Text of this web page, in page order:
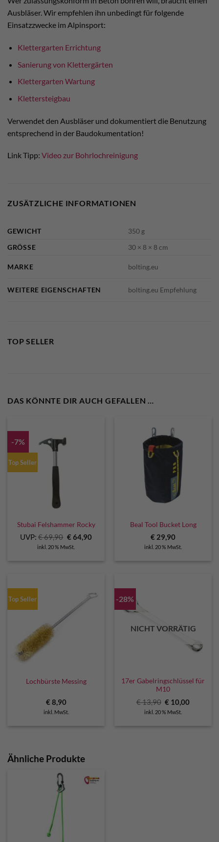
Ausbläser. Wir empfehlen ihn unbedingt für folgende
Einsatzzwecke im Alpinsport:
Klettergarten Errichtung
Sanierung von Klettergärten
Klettergarten Wartung
Klettersteigbau
Verwendet den Ausbläser und dokumentiert die Benutzung
entsprechend in der Baudokumentation!
Link Tipp: Video zur Bohrlochreinigung
ZUSÄTZLICHE INFORMATIONEN
GEWICHT
350 g
GRÖSSE
30 × 8 × 8 cm
MARKE bolting.eu
WEITERE EIGENSCHAFTEN bolting.eu Empfehlung
TOP SELLER
DAS KÖNNTE DIR AUCH GEFALLEN …
-7%
Top Seller
Stubai Felshammer Rocky
UVP: €69,90 Ursprünglicher
Preis
war:
€64,90Aktueller
inkl. 20 % MwSt.
Beal Tool Bucket Long
€ 29,90
inkl. 20 % MwSt.
Top Seller
Lochbürste Messing
€8,90
inkl. MwSt.
-28%
NICHT VORRÄTIG
17er Gabelringschlüssel für
M10
€13,90 Ursprünglicher
Preis
war:
€ 10,00
inkl. 20 % MwSt.
Ähnliche Produkte